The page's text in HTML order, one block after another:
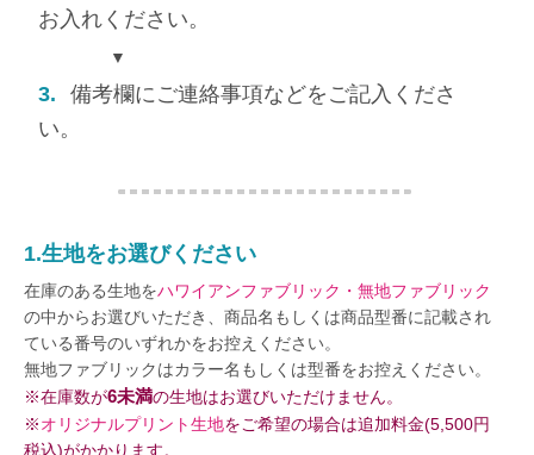
お入れください。
▼
3.
備考欄にご連絡事項などをご記入くださ
い。
1.生地をお選びください
在庫のある生地をハワイアンファブリック・無地ファブリック
の中からお選びいただき、商品名もしくは商品型番に記載され
ている番号のいずれかをお控えください。
無地ファブリックはカラー名もしくは型番をお控えください。
※在庫数が6未満の生地はお選びいただけません。
※オリジナルプリント生地をご希望の場合は追加料金(5,500円
税込)がかかります。